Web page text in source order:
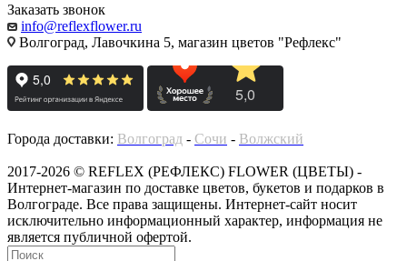
Заказать звонок
info@reflexflower.ru
Волгоград, Лавочкина 5, магазин цветов "Рефлекс"
Города доставки: Волгоград - Сочи - Волжский
2017-2026 © REFLEX (РЕФЛЕКС) FLOWER (ЦВЕТЫ) -
Интернет-магазин по доставке цветов, букетов и подарков в
Волгограде. Все права защищены. Интернет-сайт носит
исключительно информационный характер, информация не
является публичной офертой.